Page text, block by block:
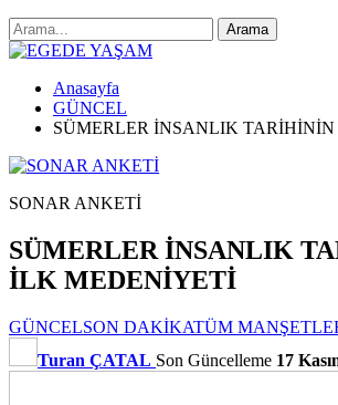
Anasayfa
GÜNCEL
SÜMERLER İNSANLIK
SONAR ANKETİ
SÜMERLER İNSANLIK
İLK MEDENİYETİ
GÜNCELSON DAKİKATÜM
Turan ÇATAL Son Güncelleme 17